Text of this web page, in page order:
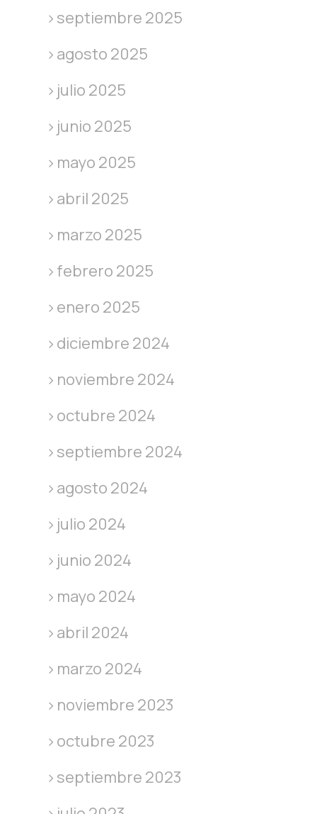
septiembre 2025
agosto 2025
julio 2025
junio 2025
mayo 2025
abril 2025
marzo 2025
febrero 2025
enero 2025
diciembre 2024
noviembre 2024
octubre 2024
septiembre 2024
agosto 2024
julio 2024
junio 2024
mayo 2024
abril 2024
marzo 2024
noviembre 2023
octubre 2023
septiembre 2023